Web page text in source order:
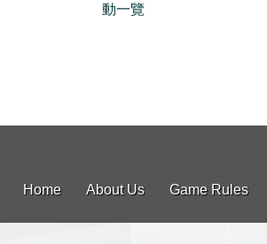
動一覽
Home About Us Game Rules